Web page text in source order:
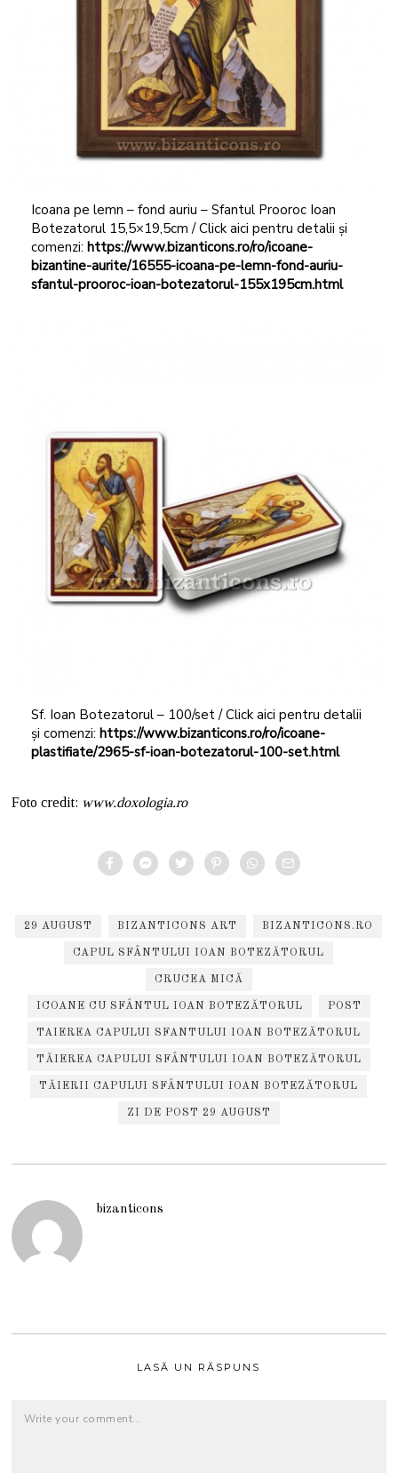
Icoana pe lemn – fond auriu – Sfantul Prooroc Ioan
Botezatorul 15,5×19,5cm / Click aici pentru detalii și
comenzi: https://www.bizanticons.ro/ro/icoane-
bizantine-aurite/16555-icoana-pe-lemn-fond-auriu-
sfantul-prooroc-ioan-botezatorul-155x195cm.html
Sf. Ioan Botezatorul – 100/set / Click aici pentru detalii
și comenzi: https://www.bizanticons.ro/ro/icoane-
plastifiate/2965-sf-ioan-botezatorul-100-set.html
Foto credit: www.doxologia.ro
29 AUGUST BIZANTICONS ART BIZANTICONS.RO
CAPUL SFÂNTULUI IOAN BOTEZĂTORUL
CRUCEA MICĂ
ICOANE CU SFÂNTUL IOAN BOTEZĂTORUL POST
TAIEREA CAPULUI SFANTULUI IOAN BOTEZĂTORUL
TĂIEREA CAPULUI SFÂNTULUI IOAN BOTEZĂTORUL
TĂIERII CAPULUI SFÂNTULUI IOAN BOTEZĂTORUL
ZI DE POST 29 AUGUST
bizanticons
LASĂ UN RĂSPUNS